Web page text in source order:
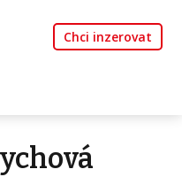
Chci inzerovat